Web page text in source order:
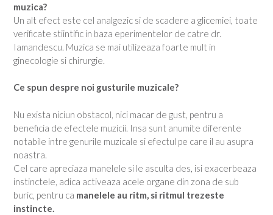
muzica?
Un alt efect este cel analgezic si de scadere a glicemiei, toate
verificate stiintific in baza eperimentelor de catre dr.
Iamandescu. Muzica se mai utilizeaza foarte mult in
ginecologie si chirurgie.
Ce spun despre noi gusturile muzicale?
Nu exista niciun obstacol, nici macar de gust, pentru a
beneficia de efectele muzicii. Insa sunt anumite diferente
notabile intre genurile muzicale si efectul pe care il au asupra
noastra.
Cel care apreciaza manelele si le asculta des, isi exacerbeaza
instinctele, adica activeaza acele organe din zona de sub
buric, pentru ca manelele au ritm, si ritmul trezeste
instincte.